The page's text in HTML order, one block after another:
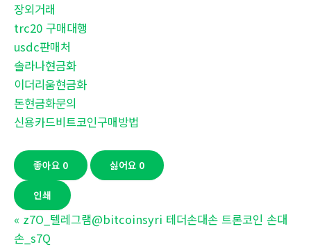
장외거래
trc20 구매대행
usdc판매처
솔라나현금화
이더리움현금화
돈현금화문의
신용카드비트코인구매방법
좋아요 0 싫어요 0
인쇄
« z7O_텔레그램@bitcoinsyri 테더손대손 트론코인 손대
손_s7Q